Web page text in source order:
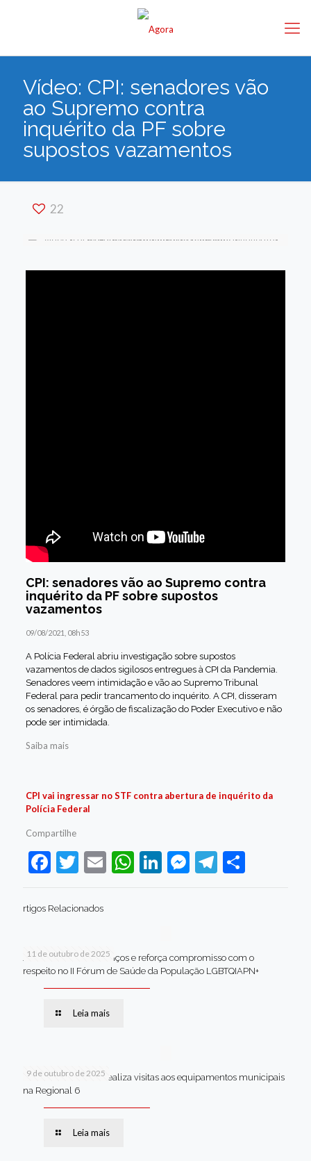
Vídeo: CPI: senadores vão
ao Supremo contra
inquérito da PF sobre
supostos vazamentos
22
CPI: senadores vão ao Supremo contra
inquérito da PF sobre supostos
vazamentos
09/08/2021, 08h53
A Polícia Federal abriu investigação sobre supostos
vazamentos de dados sigilosos entregues à CPI da Pandemia.
Senadores veem intimidação e vão ao Supremo Tribunal
Federal para pedir trancamento do inquérito. A CPI, disseram
os senadores, é órgão de fiscalização do Poder Executivo e não
pode ser intimidada.
Saiba mais
CPI vai ingressar no STF contra abertura de inquérito da
Polícia Federal
Compartilhe
Facebook
Twitter
EmailWhatsApp
LinkedIn
Messenger
Telegram
Share
rtigos Relacionados
11 de outubro de 2025
Jaboatão celebra avanços e reforça compromisso com o
respeito no II Fórum de Saúde da População LGBTQIAPN+
Leia mais
9 de outubro de 2025
Van dos secretários realiza visitas aos equipamentos municipais
na Regional 6
Leia mais